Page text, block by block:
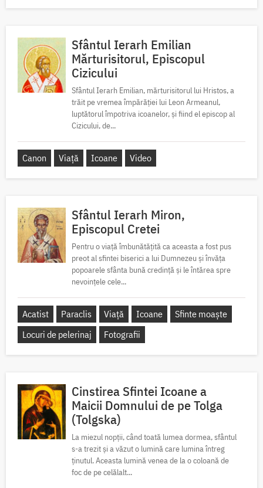
Sfântul Ierarh Emilian
Mărturisitorul, Episcopul
Cizicului
Sfântul Ierarh Emilian, mărturisitorul lui Hristos, a
trăit pe vremea împărăției lui Leon Armeanul,
luptătorul împotriva icoanelor, și fiind el episcop al
Cizicului, de...
Canon Viață Icoane Video
Sfântul Ierarh Miron,
Episcopul Cretei
Pentru o viață îmbunătățită ca aceasta a fost pus
preot al sfintei biserici a lui Dumnezeu și învăța
popoarele sfânta bună credință și le întărea spre
nevoințele cele...
Acatist Paraclis Viață Icoane
Sfinte moaște
Locuri de pelerinaj
Fotografii
Cinstirea Sfintei Icoane a
Maicii Domnului de pe Tolga
(Tolgska)
La miezul nopții, când toată lumea dormea, sfântul
s-a trezit și a văzut o lumină care lumina întreg
ținutul. Aceasta lumină venea de la o coloană de
foc de pe celălalt...